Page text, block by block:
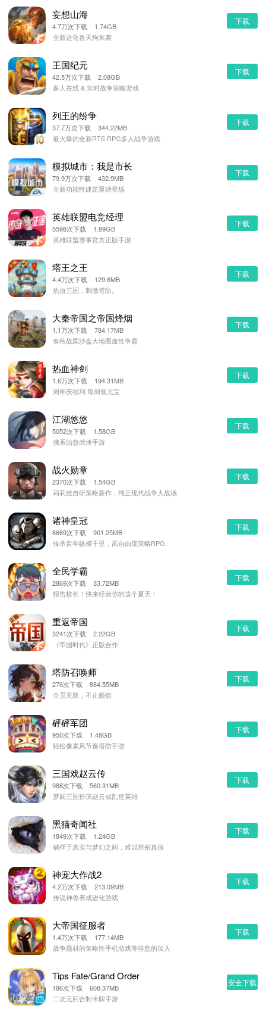
妄想山海
4.7万次下载 1.74GB
全新进化兽天狗来袭
下载
王国纪元
42.5万次下载 2.08GB
多人在线 & 实时战争策略游戏
下载
列王的纷争
37.7万次下载 344.22MB
最火爆的全新RTS RPG多人战争游戏
下载
模拟城市：我是市长
79.9万次下载 432.9MB
全新功能性建筑重磅登场
下载
英雄联盟电竞经理
5598次下载 1.89GB
英雄联盟赛事官方正版手游
下载
塔王之王
4.4万次下载 129.6MB
热血三国，刺激塔防。
下载
大秦帝国之帝国烽烟
1.1万次下载 784.17MB
春秋战国沙盘大地图血性争霸
下载
热血神剑
1.6万次下载 194.31MB
周年庆福利 每周领元宝
下载
江湖悠悠
5052次下载 1.58GB
佛系治愈武侠手游
下载
战火勋章
2370次下载 1.54GB
莉莉丝自研策略新作，纯正现代战争大战场
下载
诸神皇冠
8669次下载 901.25MB
传承百年纵横千里，高自由度策略RPG
下载
全民学霸
2869次下载 33.72MB
报告校长！快来经营你的这个夏天！
下载
重返帝国
3241次下载 2.22GB
《帝国时代》正版合作
下载
塔防召唤师
276次下载 884.55MB
全员无双，不止颜值
下载
砰砰军团
950次下载 1.48GB
轻松像素风节奏塔防手游
下载
三国戏赵云传
988次下载 560.31MB
梦回三国扮演赵云成乱世英雄
下载
黑猫奇闻社
1849次下载 1.24GB
徜徉于真实与梦幻之间，难以辨别真假
下载
神宠大作战2
4.2万次下载 213.09MB
传说神兽养成进化游戏
下载
大帝国征服者
1.4万次下载 177.14MB
战争题材的策略性手机游戏等待您的加入
下载
Tips Fate/Grand Order
186次下载 608.37MB
二次元回合制卡牌手游
安全下载